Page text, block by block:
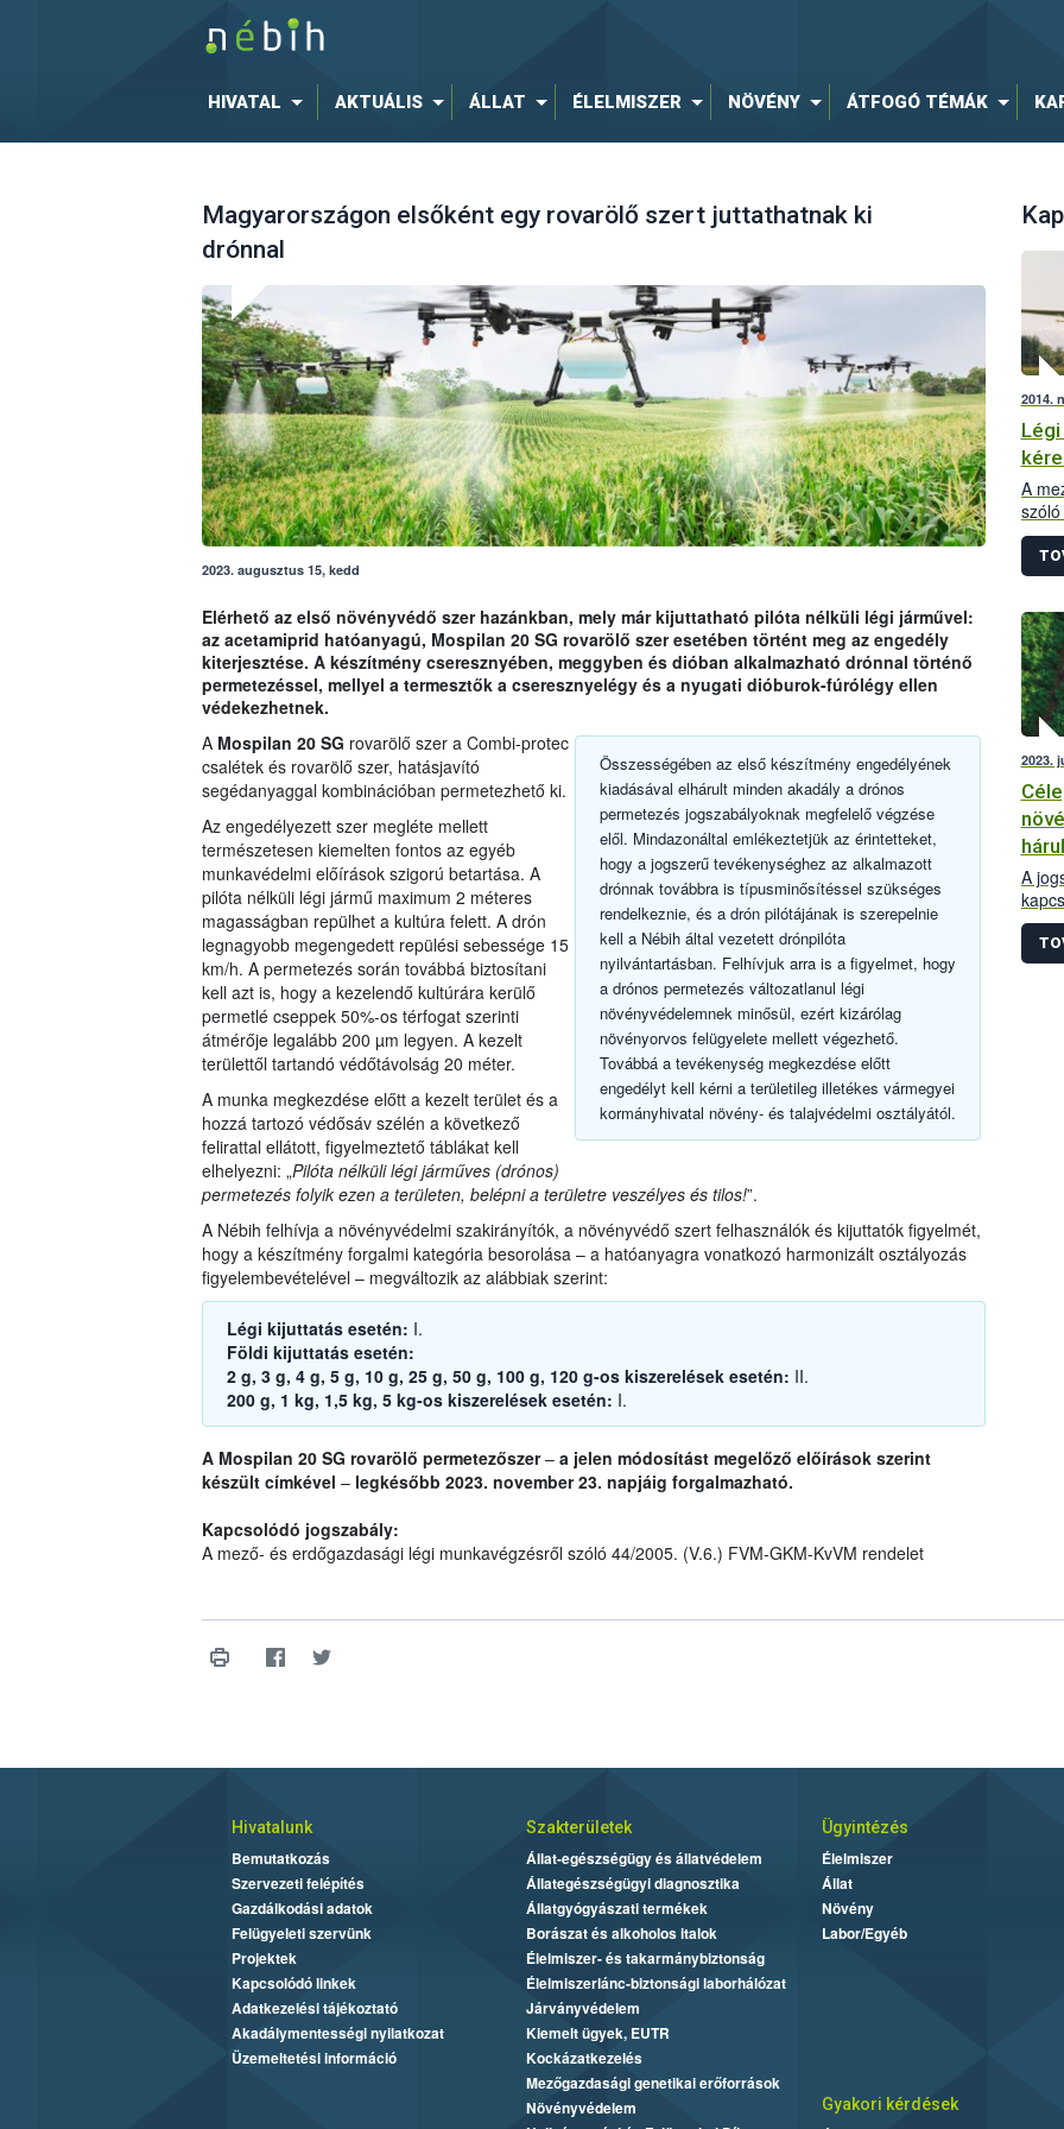
HIVATAL AKTUÁLIS ÁLLAT ÉLELMISZER NÖVÉNY ÁTFOGÓ TÉMÁK
Magyarországon elsőként egy rovarölő szert juttathatnak ki
drónnal
2023. augusztus 15, kedd
Elérhető az első növényvédő szer hazánkban, mely már kijuttatható pilóta nélküli légi járművel:
az acetamiprid hatóanyagú, Mospilan 20 SG rovarölő szer esetében történt meg az engedély
kiterjesztése. A készítmény cseresznyében, meggyben és dióban alkalmazható drónnal történő
permetezéssel, mellyel a termesztők a cseresznyelégy és a nyugati dióburok-fúrólégy ellen
védekezhetnek.
Összességében az első készítmény engedélyének
kiadásával elhárult minden akadály a drónos
permetezés jogszabályoknak megfelelő végzése
elől. Mindazonáltal emlékeztetjük az érintetteket,
hogy a jogszerű tevékenységhez az alkalmazott
drónnak továbbra is típusminősítéssel szükséges
rendelkeznie, és a drón pilótájának is szerepelnie
kell a Nébih által vezetett drónpilóta
nyilvántartásban. Felhívjuk arra is a figyelmet, hogy
a drónos permetezés változatlanul légi
növényvédelemnek minősül, ezért kizárólag
növényorvos felügyelete mellett végezhető.
Továbbá a tevékenység megkezdése előtt
engedélyt kell kérni a területileg illetékes vármegyei
kormányhivatal növény- és talajvédelmi osztályától.
AMospilan 20 SG rovarölő szer a Combi-protec
csalétek és rovarölő szer, hatásjavító
segédanyaggal kombinációban permetezhető ki.
Az engedélyezett szer megléte mellett
természetesen kiemelten fontos az egyéb
munkavédelmi előírások szigorú betartása. A
pilóta nélküli légi jármű maximum 2 méteres
magasságban repülhet a kultúra felett. A drón
legnagyobb megengedett repülési sebessége 15
km/h. A permetezés során továbbá biztosítani
kell azt is, hogy a kezelendő kultúrára kerülő
permetlé cseppek 50%-os térfogat szerinti
átmérője legalább 200 µm legyen. A kezelt
területtől tartandó védőtávolság 20 méter.
A munka megkezdése előtt a kezelt terület és a
hozzá tartozó védősáv szélén a következő
felirattal ellátott, figyelmeztető táblákat kell
elhelyezni: „Pilóta nélküli légi járműves (drónos)
permetezés folyik ezen a területen, belépni a területre veszélyes és tilos!”.
A Nébih felhívja a növényvédelmi szakirányítók, a növényvédő szert felhasználók és kijuttatók figyelmét,
hogy a készítmény forgalmi kategória besorolása – a hatóanyagra vonatkozó harmonizált osztályozás
figyelembevételével – megváltozik az alábbiak szerint:
Légi kijuttatás esetén: I.
Földi kijuttatás esetén:
2 g, 3 g, 4 g, 5 g, 10 g, 25 g, 50 g, 100 g, 120 g-os kiszerelések esetén: II.
200 g, 1 kg, 1,5 kg, 5 kg-os kiszerelések esetén: I.
A Mospilan 20 SG rovarölő permetezőszer– a jelen módosítást megelőző előírások szerint
készült címkével –legkésőbb 2023. november 23. napjáig forgalmazható.
Kapcsolódó jogszabály:
A mező- és erdőgazdasági légi munkavégzésről szóló 44/2005. (V.6.) FVM-GKM-KvVM rendelet
2014.
A
2023.
A
Az
Hivatalunk
Bemutatkozás
Szervezeti felépítés
Gazdálkodási adatok
Felügyeleti szervünk
Projektek
Kapcsolódó linkek
Adatkezelési tájékoztató
Akadálymentességi nyilatkozat
Üzemeltetési információ
Szakterületek
Állat-egészségügy és állatvédelem
Állategészségügyi diagnosztika
Állatgyógyászati termékek
Borászat és alkoholos italok
Élelmiszer- és takarmánybiztonság
Élelmiszerlánc-biztonsági laborhálózat
Járványvédelem
Kiemelt ügyek, EUTR
Kockázatkezelés
Mezőgazdasági genetikai erőforrások
Növényvédelem
Ügyintézés
Élelmiszer
Állat
Növény
Labor/Egyéb
Gyakori kérdések